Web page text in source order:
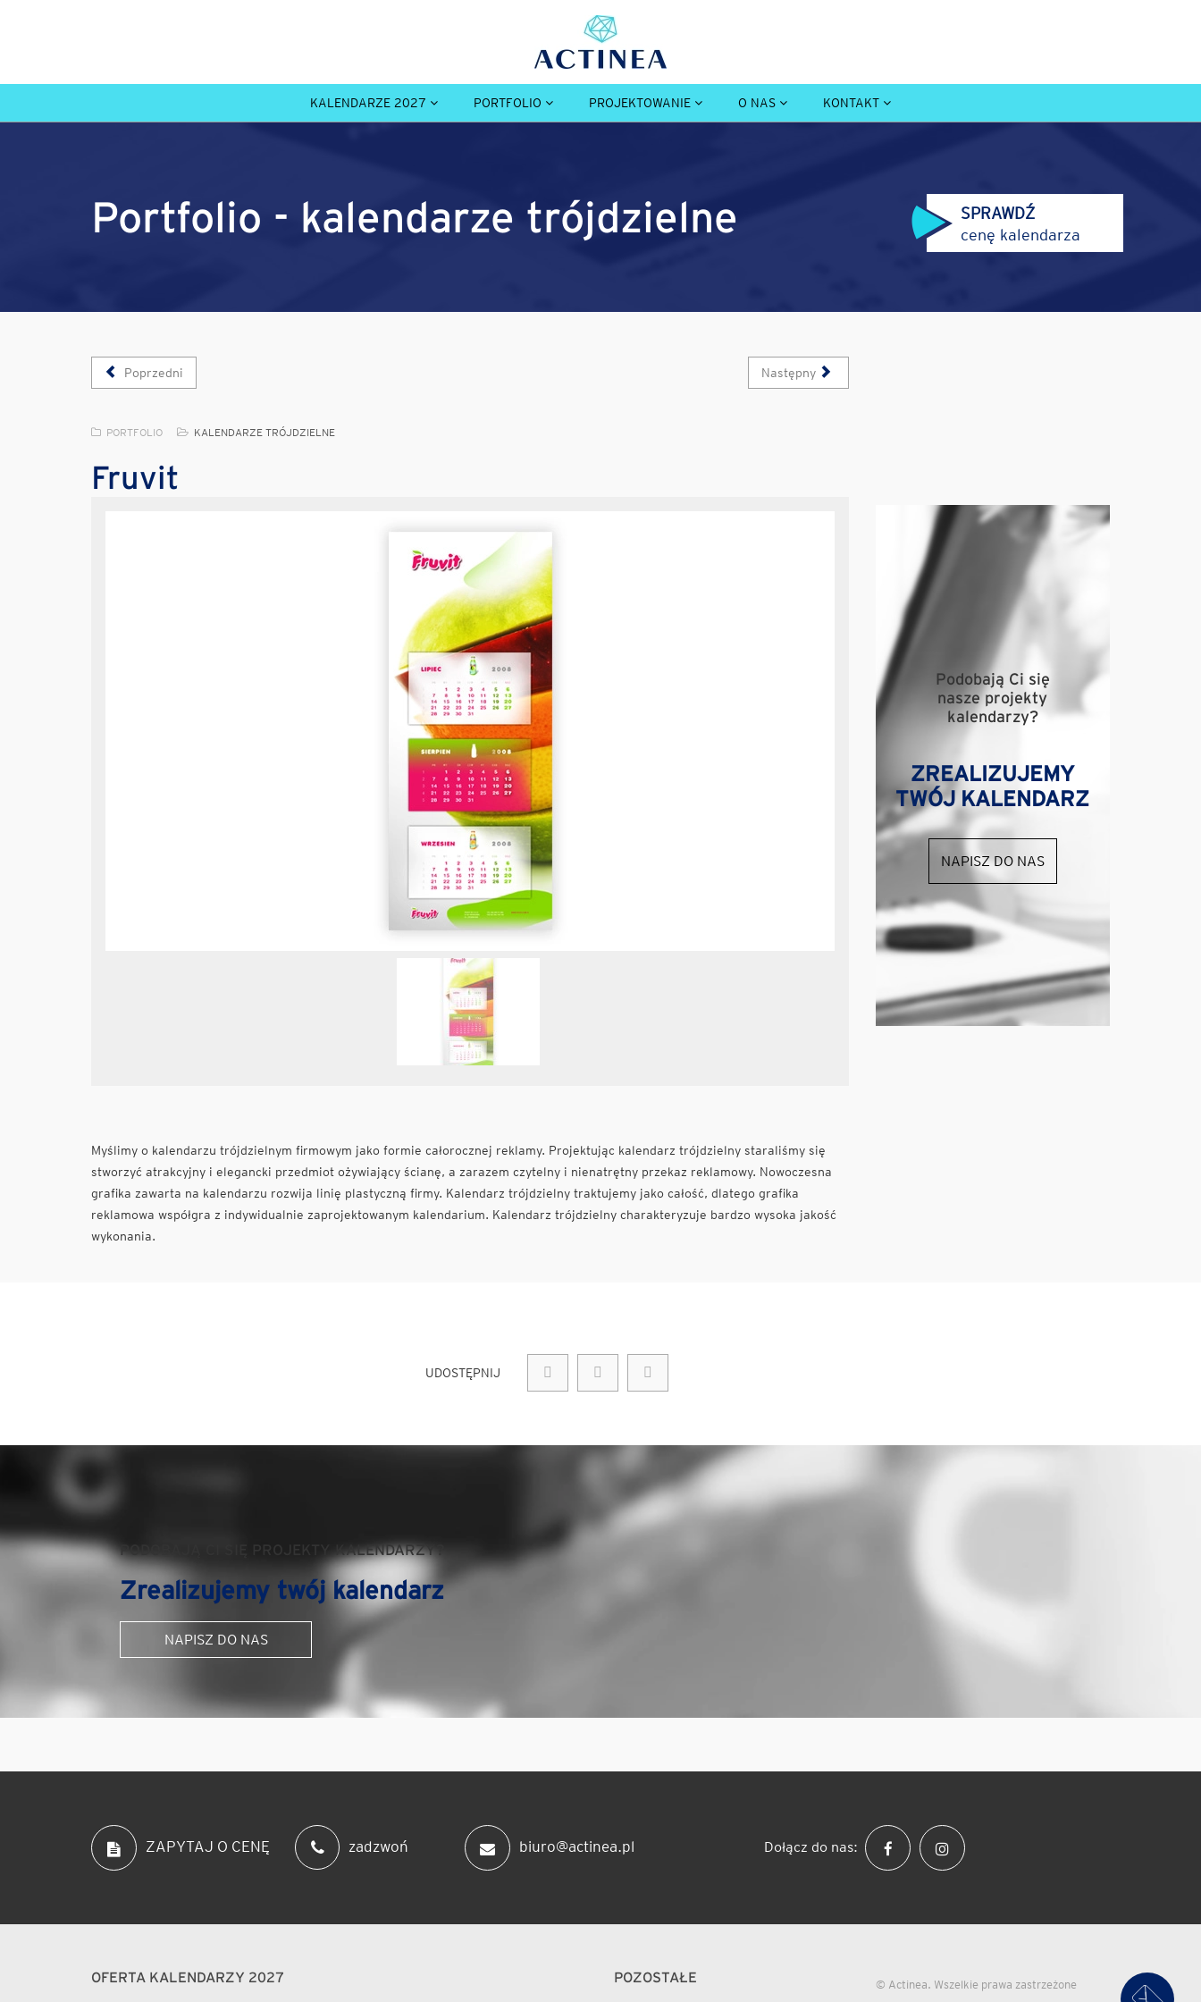
KALENDARZE 2027 PORTFOLIO PROJEKTOWANIE O NAS KONTAKT
Portfolio - kalendarze trójdzielne
SPRAWDŹ
cenę kalendarza
Poprzedni Następny
PORTFOLIO KALENDARZE TRÓJDZIELNE
Fruvit
Myślimy o kalendarzu trójdzielnym firmowym jako formie całorocznej reklamy. Projektując kalendarz trójdzielny staraliśmy się
stworzyć atrakcyjny i elegancki przedmiot ożywiający ścianę, a zarazem czytelny i nienatrętny przekaz reklamowy. Nowoczesna
grafika zawarta na kalendarzu rozwija linię plastyczną firmy. Kalendarz trójdzielny traktujemy jako całość, dlatego grafika
reklamowa współgra z indywidualnie zaprojektowanym kalendarium. Kalendarz trójdzielny charakteryzuje bardzo wysoka jakość
wykonania.
Podobają Ci się
nasze projekty
kalendarzy?
ZREALIZUJEMY
TWÓJ KALENDARZ
NAPISZ DO NAS
UDOSTĘPNIJ
PODOBAJĄ CI SIĘ PROJEKTY KALENDARZY?
Zrealizujemy twój kalendarz
NAPISZ DO NAS
ZAPYTAJ O CENĘ zadzwoń biuro@actinea.pl Dołącz do nas:
OFERTA KALENDARZY 2027 POZOSTAŁE © Actinea. Wszelkie prawa zastrzeżone